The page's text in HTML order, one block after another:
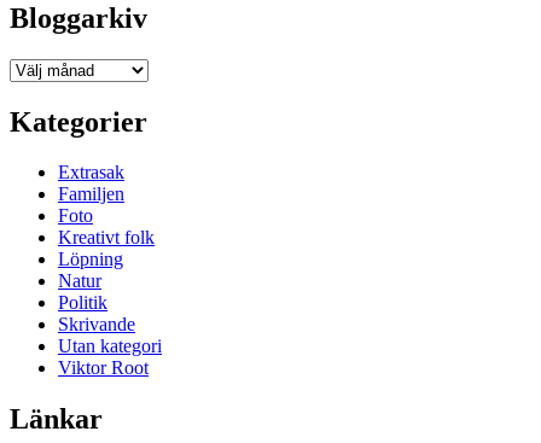
Bloggarkiv
Bloggarkiv
Kategorier
Extrasak
Familjen
Foto
Kreativt folk
Löpning
Natur
Politik
Skrivande
Utan kategori
Viktor Root
Länkar